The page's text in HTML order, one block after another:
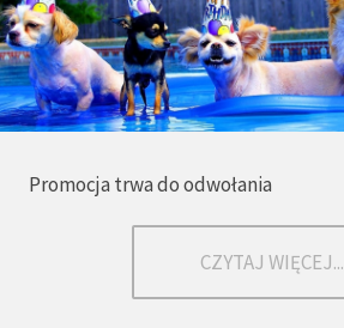
Promocja trwa do odwołania
CZYTAJ WIĘCEJ...